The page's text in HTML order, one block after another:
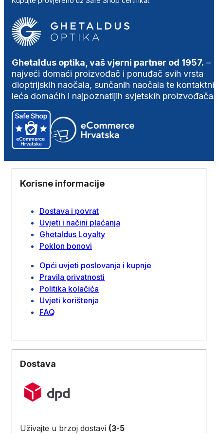
Ghetaldus optika, vaš vjerni partner od 1957. –
najveći domaći proizvođač i ponuđač svih vrsta
dioptrijskih naočala, sunčanih naočala te
leća domaćih i najpoznatijih svjetskih proizvođača.
Korisne informacije
Dostava i povrat
Uvjeti i načini plaćanja
Ghetaldus Loyalty
Poklon bonovi
Opći uvjeti poslovanja i kupnje
Pravila privatnosti
Politika kolačića
Uvjeti korištenja
FAQ
Dostava
Uživajte u brzoj dostavi (3-5